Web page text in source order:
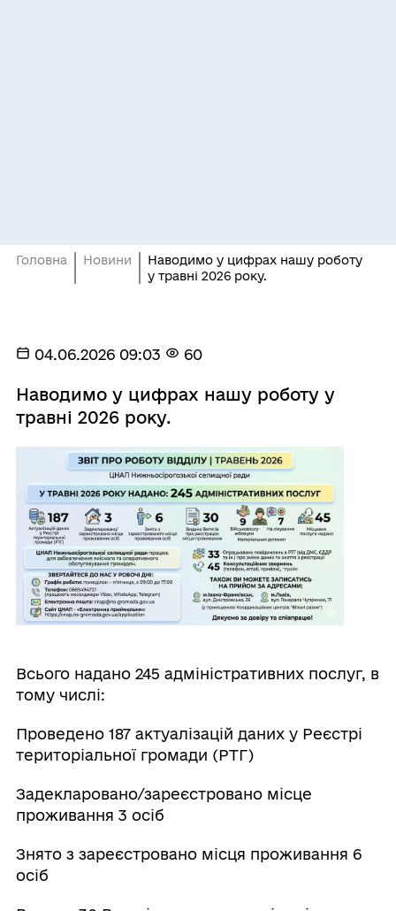
Головна Новини
Наводимо у цифрах нашу роботу
у травні 2026 року.
04.06.2026 09:03 60
Наводимо у цифрах нашу роботу у
травні 2026 року.
Всього надано 245 адміністративних послуг, в
тому числі:
Проведено 187 актуалізацій даних у Реєстрі
територіальної громади (РТГ)
Задекларовано/зареєстровано місце
проживання 3 осіб
Знято з зареєстровано місця проживання 6
осіб